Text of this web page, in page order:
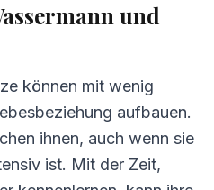
Wassermann
in der Beziehung
und Schütze
und
können mit wenig
aufbauen.
ihnen, auch wenn sie
ist. Mit der Zeit,